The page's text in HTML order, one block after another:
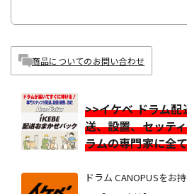
商品についてのお問い合わせ
>>イケベ ドラム
送、設置、セッテ
ラムの専門家に全
ドラム CANOPUSをお